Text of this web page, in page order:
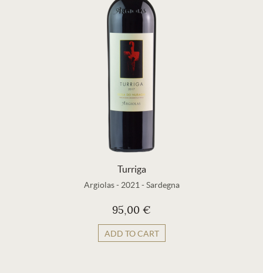
Turriga
Argiolas - 2021 -Sardegna
95,00 €
ADD TO CART